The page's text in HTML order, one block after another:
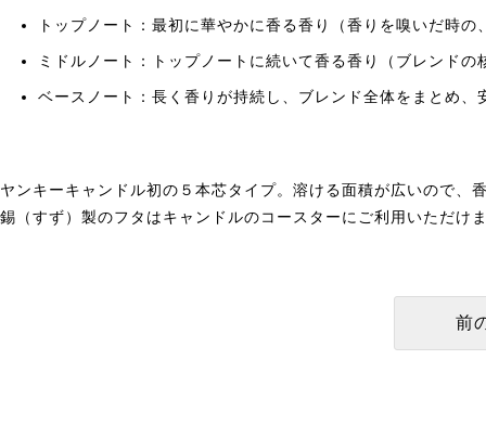
トップノート：最初に華やかに香る香り（香りを嗅いだ時
ミドルノート：トップノートに続いて香る香り（ブレンドの
ベースノート：長く香りが持続し、ブレンド全体をまとめ、
ヤンキーキャンドル初の５本芯タイプ。溶ける面積が広いので、
錫（すず）製のフタはキャンドルのコースターにご利用いただけ